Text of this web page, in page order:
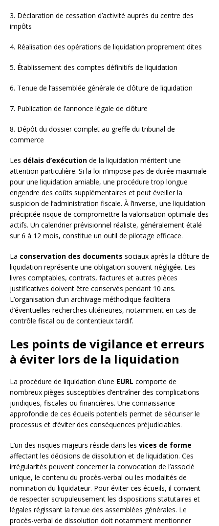
3. Déclaration de cessation d’activité auprès du centre des
impôts
4. Réalisation des opérations de liquidation proprement dites
5. Établissement des comptes définitifs de liquidation
6. Tenue de l’assemblée générale de clôture de liquidation
7. Publication de l’annonce légale de clôture
8. Dépôt du dossier complet au greffe du tribunal de
commerce
Les délais d’exécution de la liquidation méritent une
attention particulière. Si la loi n’impose pas de durée maximale
pour une liquidation amiable, une procédure trop longue
engendre des coûts supplémentaires et peut éveiller la
suspicion de l’administration fiscale. À l’inverse, une liquidation
précipitée risque de compromettre la valorisation optimale des
actifs. Un calendrier prévisionnel réaliste, généralement étalé
sur 6 à 12 mois, constitue un outil de pilotage efficace.
La conservation des documents sociaux après la clôture de
liquidation représente une obligation souvent négligée. Les
livres comptables, contrats, factures et autres pièces
justificatives doivent être conservés pendant 10 ans.
L’organisation d’un archivage méthodique facilitera
d’éventuelles recherches ultérieures, notamment en cas de
contrôle fiscal ou de contentieux tardif.
Les points de vigilance et erreurs
à éviter lors de la liquidation
La procédure de liquidation d’une EURL comporte de
nombreux pièges susceptibles d’entraîner des complications
juridiques, fiscales ou financières. Une connaissance
approfondie de ces écueils potentiels permet de sécuriser le
processus et d’éviter des conséquences préjudiciables.
L’un des risques majeurs réside dans les vices de forme
affectant les décisions de dissolution et de liquidation. Ces
irrégularités peuvent concerner la convocation de l’associé
unique, le contenu du procès-verbal ou les modalités de
nomination du liquidateur. Pour éviter ces écueils, il convient
de respecter scrupuleusement les dispositions statutaires et
légales régissant la tenue des assemblées générales. Le
procès-verbal de dissolution doit notamment mentionner